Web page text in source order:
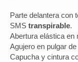
Parte delantera con
SMS transpirable.
Abertura elástica en
Agujero en pulgar
Capucha y cintura